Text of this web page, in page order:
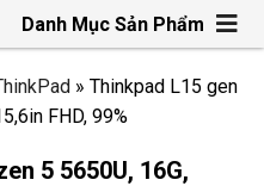
Danh Mục Sản Phẩm
» Thinkpad L15 gen
FHD, 99%
5 5650U, 16G,